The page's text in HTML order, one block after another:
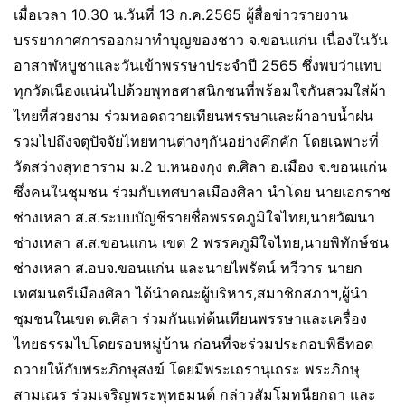
เมื่อเวลา 10.30 น.วันที่ 13 ก.ค.2565 ผู้สื่อข่าวรายงาน
บรรยากาศการออกมาทำบุญของชาว จ.ขอนแก่น เนื่องในวัน
อาสาฬหบูชาและวันเข้าพรรษาประจำปี 2565 ซึ่งพบว่าแทบ
ทุกวัดเนืองแน่นไปด้วยพุทธศาสนิกชนที่พร้อมใจกันสวมใส่ผ้า
ไทยที่สวยงาม ร่วมทอดถวายเทียนพรรษาและผ้าอาบน้ำฝน
รวมไปถึงจตุปัจจัยไทยทานต่างๆกันอย่างคึกคัก โดยเฉพาะที่
วัดสว่างสุทธาราม ม.2 บ.หนองกุง ต.ศิลา อ.เมือง จ.ขอนแก่น
ซึ่งคนในชุมชน ร่วมกับเทศบาลเมืองศิลา นำโดย นายเอกราช
ช่างเหลา ส.ส.ระบบบัญชีรายชื่อพรรคภูมิใจไทย,นายวัฒนา
ช่างเหลา ส.ส.ขอนแกน เขต 2 พรรคภูมิใจไทย,นายพิทักษ์ชน
ช่างเหลา ส.อบจ.ขอนแก่น และนายไพรัตน์ ทวีวาร นายก
เทศมนตรีเมืองศิลา ได้นำคณะผู้บริหาร,สมาชิกสภาฯ,ผู้นำ
ชุมชนในเขต ต.ศิลา ร่วมกันแท่ต้นเทียนพรรษาและเครื่อง
ไทยธรรมไปโดยรอบหมู่บ้าน ก่อนที่จะร่วมประกอบพิธีทอด
ถวายให้กับพระภิกษุสงฆ์ โดยมีพระเถรานุเถระ พระภิกษุ
สามเณร ร่วมเจริญพระพุทธมนต์ กล่าวสัมโมทนียกถา และ